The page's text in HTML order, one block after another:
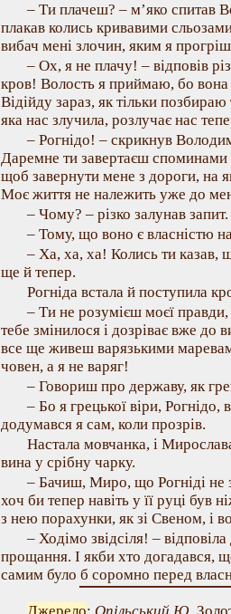
– Ти плачеш? – м’яко спитав
плакав колись кривавими
вибач мені злочин, яким я
– Ох, я не плачу! – відповів
кров! Волость я приймаю, бо вона
Відійду зараз, як тільки
яка нас злучила, розлучає нас
– Рогнідо! – скрикнув
Даремне ти завертаєш споминами
щоб завернути мене з дороги, на
Моє життя не належить уже до
– Чому? – різко залунав запит.
– Тому, що воно є власністю
– Ха, ха, ха! Колись ти казав,
ще й тепер.
Рогніда встала й поступила
– Ти не розумієш моєї правди,
тебе змінилося і дозріває вже до
все ще живеш варязькими
човен, а я не варяг!
– Говориш про державу, як
– Бо я грецької віри, Рогнідо,
додумався я сам, коли прозрів.
Настала мовчанка, і
вина у срібну чарку.
– Бачиш, Миро, що Рогніді не
хоч би тепер навіть у її руці був
з нею порахунки, як зі Свеном, і
– Ходімо звідсіля! –
прощання. І якби хто догадався,
самим було б соромно перед